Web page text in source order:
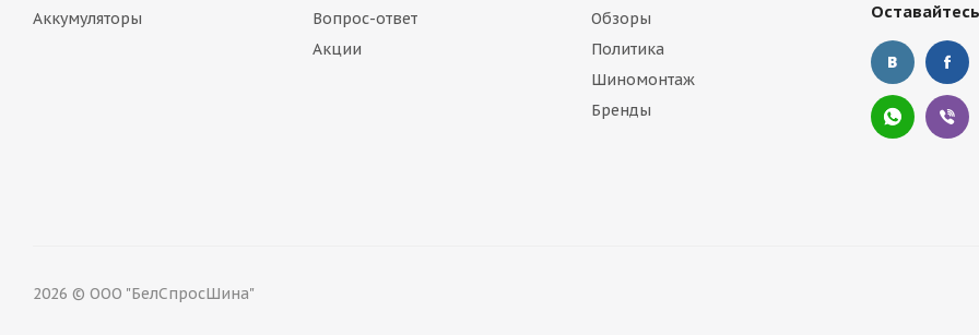
Аккумуляторы
Вопрос-ответ
Акции
Обзоры
Политика
Шиномонтаж
Бренды
2026 © ООО "БелСпросШина"